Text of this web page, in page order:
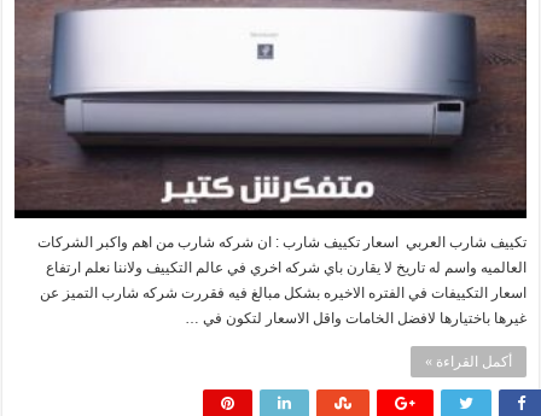
تكييف شارب العربي اسعار تكييف شارب : ان شركه شارب من اهم واكبر الشركات
العالميه واسم له تاريخ لا يقارن باي شركه اخري في عالم التكييف ولاننا نعلم ارتفاع
اسعار التكييفات في الفتره الاخيره بشكل مبالغ فيه فقررت شركه شارب التميز عن
غيرها باختيارها لافضل الخامات واقل الاسعار لتكون في …
أكمل القراءة »